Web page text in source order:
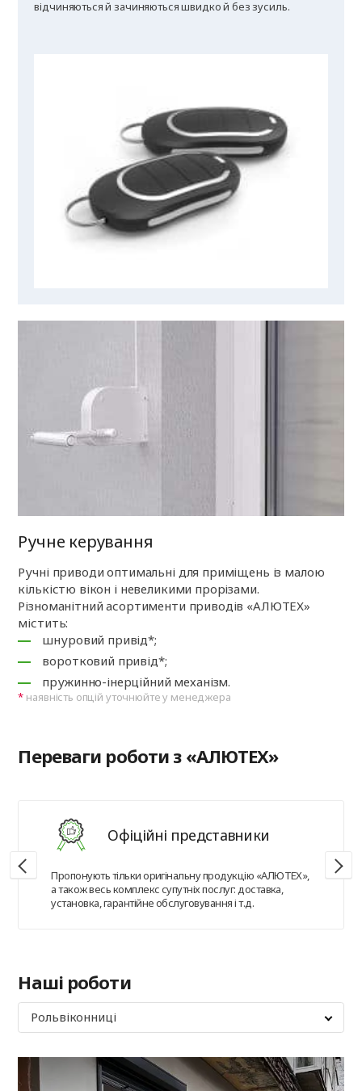
відчиняються й зачиняються швидко й без зусиль.
Ручне керування
Ручні приводи оптимальні для приміщень із малою
кількістю вікон і невеликими прорізами.
Різноманітний асортименти приводів «АЛЮТЕХ»
містить:
шнуровий привід*;
воротковий привід*;
пружинно-інерційний механізм.
наявність опцій уточнюйте у менеджера
Переваги роботи з «АЛЮТЕХ»
Офіційні представники
Пропонують тільки оригінальну продукцію «АЛЮТЕХ»,
а також весь комплекс супутніх послуг: доставка,
установка, гарантійне обслуговування і т.д.
Наші роботи
Рольвіконниці